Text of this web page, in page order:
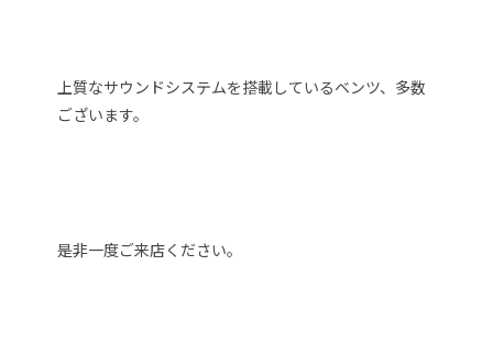
上質なサウンドシステムを搭載しているベンツ、多数
ございます。
是非一度ご来店ください。